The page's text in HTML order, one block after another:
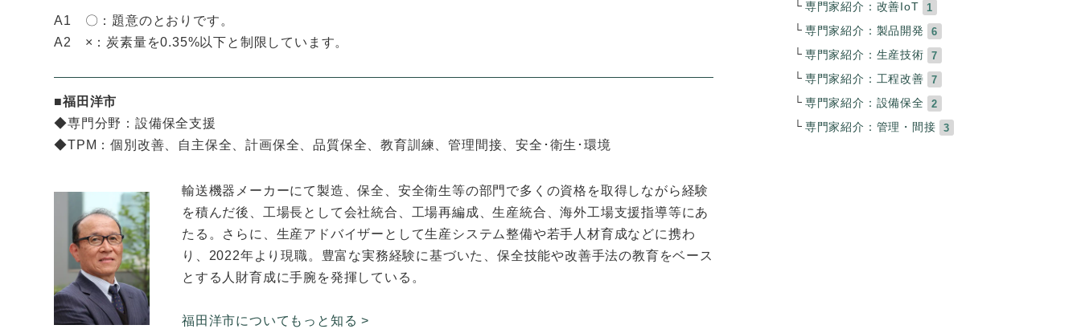
A1 〇：題意のとおりです。
A2 ×：炭素量を0.35%以下と制限しています。
■福田洋市
◆専門分野：設備保全支援
◆TPM：個別改善、自主保全、計画保全、品質保全、教育訓練、管理間接、安全･衛生･環境
輸送機器メーカーにて製造、保全、安全衛生等の部門で多くの資格を取得しながら経験
を積んだ後、工場長として会社統合、工場再編成、生産統合、海外工場支援指導等にあ
たる。さらに、生産アドバイザーとして生産システム整備や若手人材育成などに携わ
り、2022年より現職。豊富な実務経験に基づいた、保全技能や改善手法の教育をベース
とする人財育成に手腕を発揮している。
福田洋市についてもっと知る >
専門家紹介：改善IoT
1
専門家紹介：製品開発
6
専門家紹介：生産技術
7
専門家紹介：工程改善
7
専門家紹介：設備保全
2
専門家紹介：管理・間接
3